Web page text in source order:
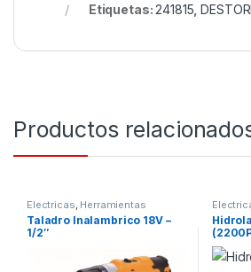
Etiquetas:241815 ,
Productos
Electricas Herramientas
Taladro Inalambrico 18V –
1/2″